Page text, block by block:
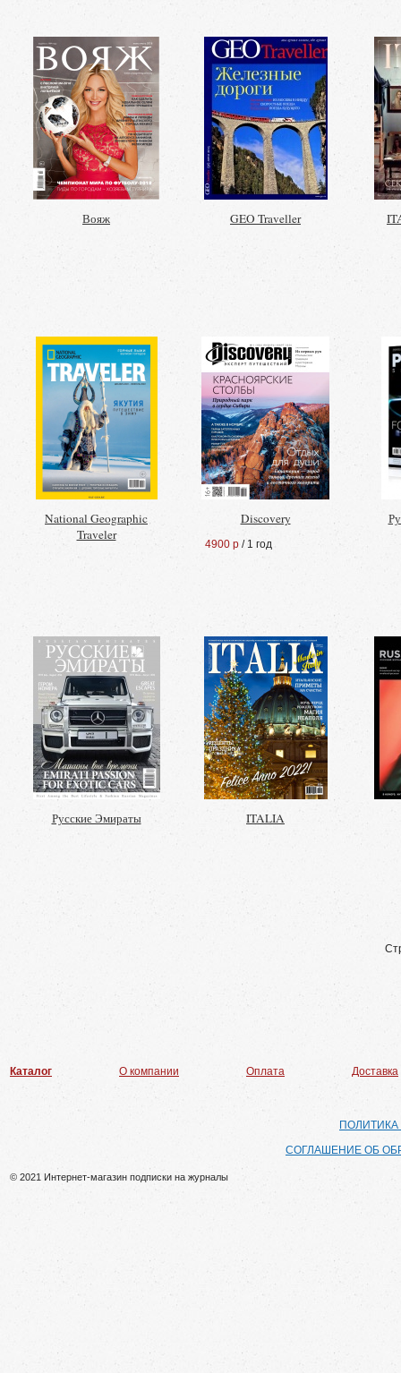
Вояж GEO Traveller
National Geographic
Traveler
Discovery
4900 р / 1 год
Русские Эмираты ITALIA
Каталог О компании Оплата Доставка
СОГЛАШЕНИЕ ОБ
© 2021 Интернет-магазин подписки на журналы